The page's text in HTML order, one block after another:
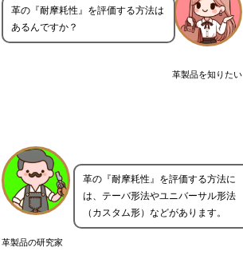
革製品を知りたい
革の『耐摩耗性』を評価する方法は
あるんですか？
革製品の研究家
革の『耐摩耗性』を評価する方法に
は、テーバ形法やユニバーサル形法
（カスタム形）などがあります。